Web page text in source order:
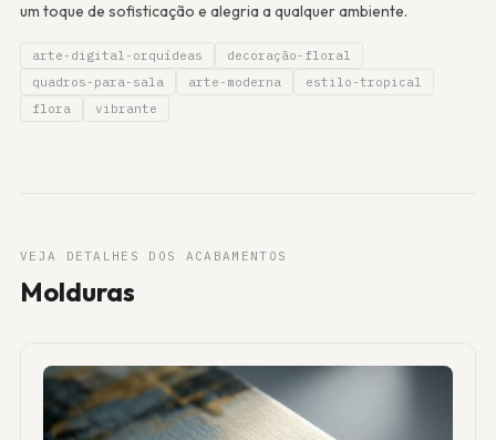
um toque de sofisticação e alegria a qualquer ambiente.
arte-digital-orquídeas
decoração-floral
quadros-para-sala
arte-moderna
estilo-tropical
flora
vibrante
VEJA DETALHES DOS ACABAMENTOS
Molduras